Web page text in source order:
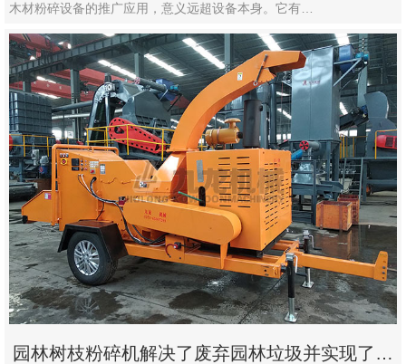
木材粉碎设备的推广应用，意义远超设备本身。它有…
园林树枝粉碎机解决了废弃园林垃圾并实现了再